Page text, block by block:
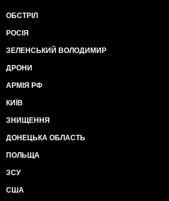
ОБСТРІЛ
РОСІЯ
ЗЕЛЕНСЬКИЙ ВОЛОДИМИР
ДРОНИ
АРМІЯ РФ
КИЇВ
ЗНИЩЕННЯ
ДОНЕЦЬКА ОБЛАСТЬ
ПОЛЬЩА
ЗСУ
США